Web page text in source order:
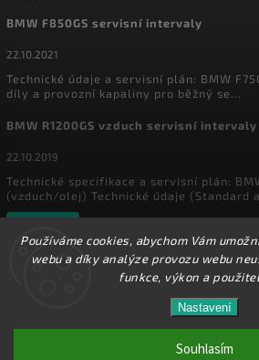
Používáme cookies, abychom Vám
webu a díky analýze provozu webu
funkce, výkon a
Nastavení
Souhlasím
Ve dnech 1.8. - 16.8. 2026 máme
zůstává v provozu, objednávky budeme
17.8.2026. Děkujeme za pochopení.
BMW F850GS servisní intervaly
22.10.2021
Technické údaje a servisní plán: BMW
díly a provozní kapaliny pro běžný se...
BMW R1200GS vzduch servisní intervaly
22.10.2019
Technické specifikace a servisní plán:
(vzduch/olej) Technické údaje (Standard
MyEnduro .
Upravit nastavení